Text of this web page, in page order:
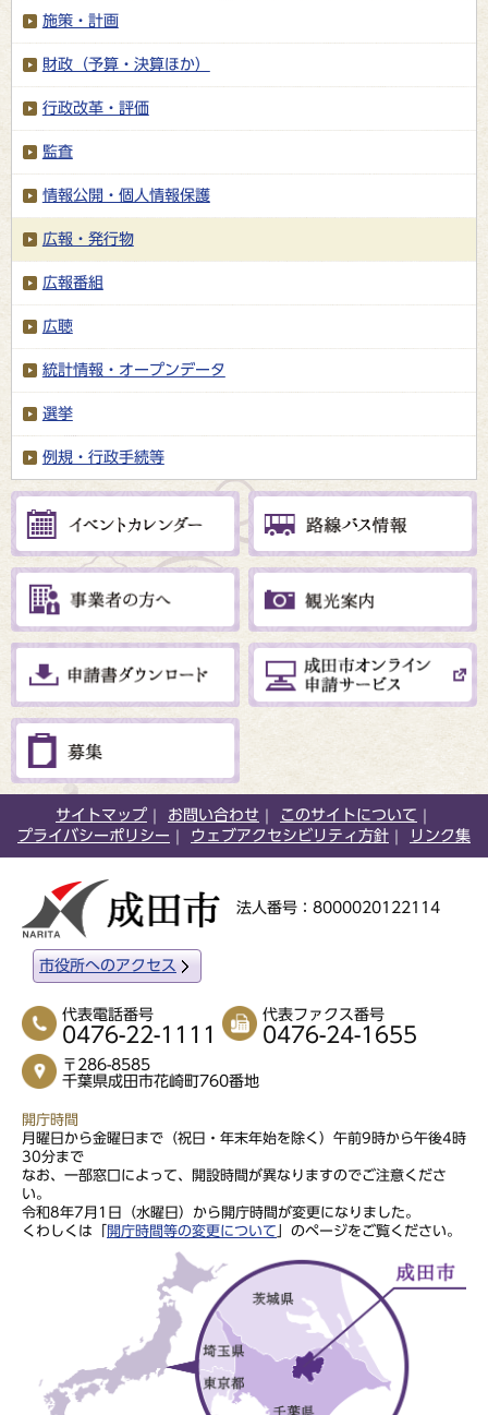
施策・計画
財政（予算・決算ほか）
行政改革・評価
監査
情報公開・個人情報保護
広報・発行物
広報番組
広聴
統計情報・オープンデータ
選挙
例規・行政手続等
サイトマップ お問い合わせ
このサイトについて
プライバシーポリシー
ウェブアクセシビリティ方針 リンク集
法人番号：8000020122114
市役所へのアクセス
代表電話番号
0476-22-1111
代表ファクス番号
0476-24-1655
〒286-8585
千葉県成田市花崎町760番地
開庁時間
月曜日から金曜日まで（祝日・年末年始を除く）午前9時から午後4時
30分まで
なお、一部窓口によって、開設時間が異なりますのでご注意くださ
い。
令和8年7月1日（水曜日）から開庁時間が変更になりました。
くわしくは「
開庁時間等の変更について 」のページをご覧ください。